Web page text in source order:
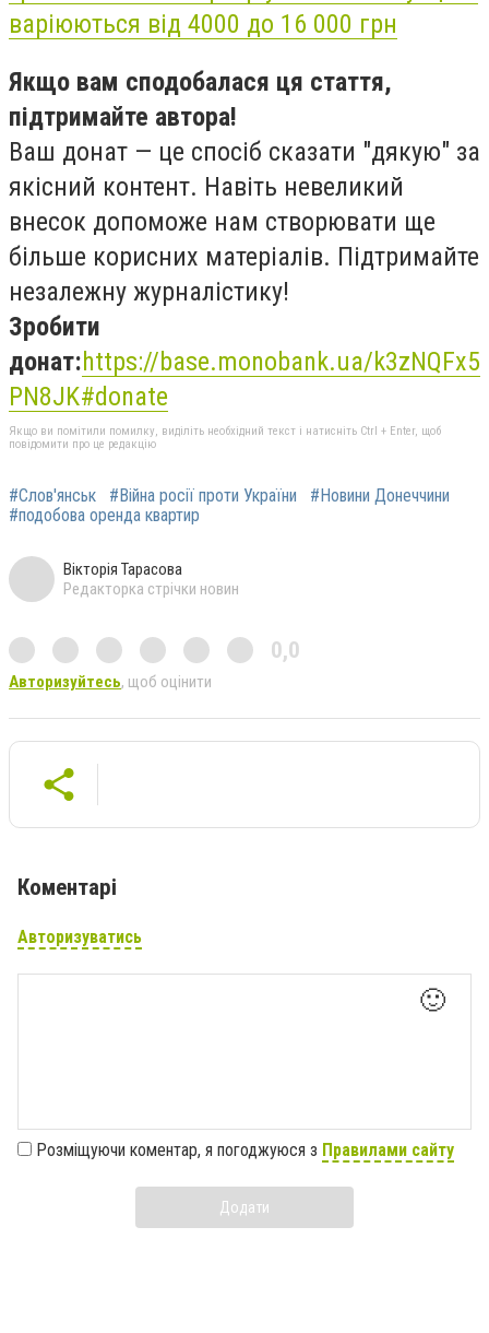
варіюються від 4000 до 16 000 грн
Якщо вам сподобалася ця стаття,
підтримайте автора!
Ваш донат — це спосіб сказати "дякую" за
якісний контент. Навіть невеликий
внесок допоможе нам створювати ще
більше корисних матеріалів. Підтримайте
незалежну журналістику!
Зробити
донат:https://base.monobank.ua/k3zNQFx5
PN8JK#donate
Якщо ви помітили помилку, виділіть необхідний текст і натисніть Ctrl + Enter, щоб
повідомити про це редакцію
#Слов'янськ #Війна росії проти України
#Новини Донеччини
#подобова оренда квартир
Вікторія Тарасова
Редакторка стрічки новин
0,0
Авторизуйтесь, щоб оцінити
Коментарі
Авторизуватись
🙂
Розміщуючи коментар, я погоджуюся з Правилами сайту
Додати